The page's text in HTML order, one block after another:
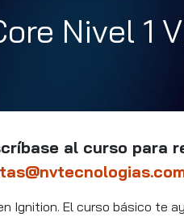
Nivel 1
al curso para
Ignition. El curso básico te